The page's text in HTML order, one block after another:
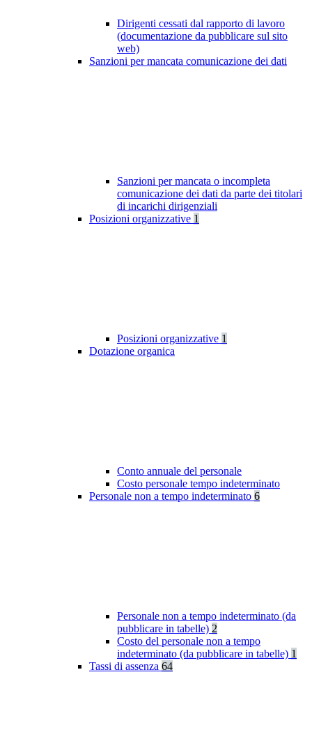
Dirigenti cessati dal rapporto di lavoro
(documentazione da pubblicare sul sito
web)
Sanzioni per mancata comunicazione dei dati
Sanzioni per mancata o incompleta
comunicazione dei dati da parte dei titolari
di incarichi dirigenziali
Posizioni organizzative 1
Posizioni organizzative 1
Dotazione organica
Conto annuale del personale
Costo personale tempo indeterminato
Personale non a tempo indeterminato 6
Personale non a tempo indeterminato (da
pubblicare in tabelle) 2
Costo del personale non a tempo
indeterminato (da pubblicare in tabelle) 1
Tassi di assenza 64